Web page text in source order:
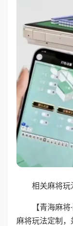
相关麻将玩
【青海麻
麻将玩法定制